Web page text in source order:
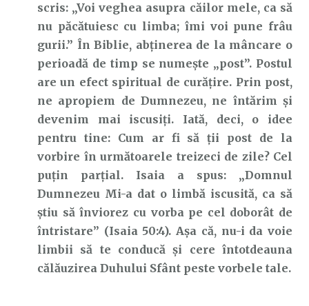
scris: „Voi veghea asupra căilor mele, ca să
nu păcătuiesc cu limba; îmi voi pune frâu
gurii.” În Biblie, abținerea de la mâncare o
perioadă de timp se numește „post”. Postul
are un efect spiritual de curățire. Prin post,
ne apropiem de Dumnezeu, ne întărim și
devenim mai iscusiți. Iată, deci, o idee
pentru tine: Cum ar fi să ții post de la
vorbire în următoarele treizeci de zile? Cel
puțin parțial. Isaia a spus: „Domnul
Dumnezeu Mi-a dat o limbă iscusită, ca să
ştiu să înviorez cu vorba pe cel doborât de
întristare” (Isaia 50:4). Așa că, nu-i da voie
limbii să te conducă și cere întotdeauna
călăuzirea Duhului Sfânt peste vorbele tale.